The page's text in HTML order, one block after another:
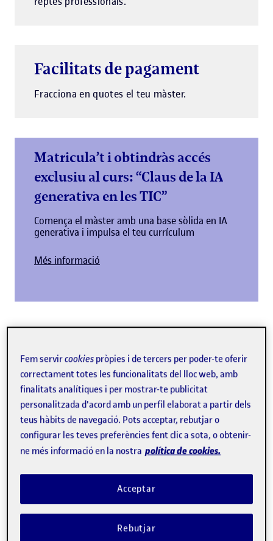
Facilitats de pagament
Fracciona en quotes el teu màster.
Matricula’t i obtindràs accés
exclusiu al curs: “Claus de la IA
generativa en les TIC”
Comença el màster amb una base sòlida en IA
generativa i impulsa el teu currículum
Més informació
Per què estudiar el màster
universitari d'Enginyeria de
Telecomunicació?
El màster universitari d'Enginyeria de Telecomunicació és
una aposta de futur per a la teva carrera professional:
Màster habilitant per a l'exercici de la professió
d'enginyer de telecomunicació (Ordre
CIN/355/2009).
Taxa d'ocupabilitat elevada (97,1 % el 2020, segons
Fem servircookies pròpies i de tercers per poder-te oferir
correctament totes les funcionalitats del lloc web, amb
finalitats analítiques i per mostrar-te publicitat
personalitzada d'acord amb un perfil elaborat a partir dels
teus hàbits de navegació. Pots acceptar, rebutjar o
configurar les teves preferències fent clic a sota, o obtenir-
ne més informació en la nostra política de cookies.
Rebutjar
Acceptar